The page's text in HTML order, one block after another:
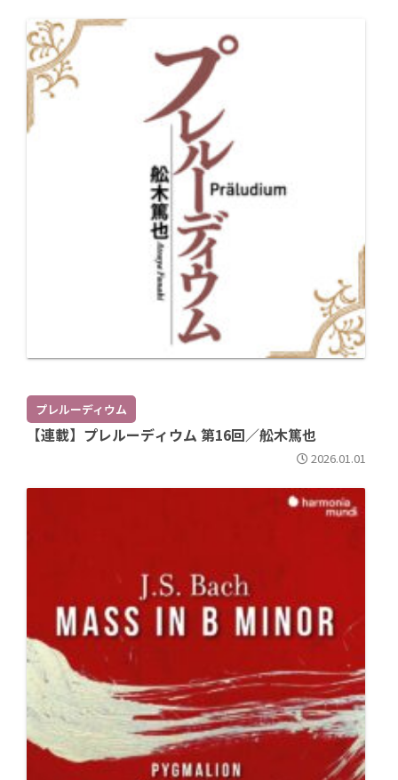
プレルーディウム
【連載】プレルーディウム 第16回／舩木篤也
2026.01.01